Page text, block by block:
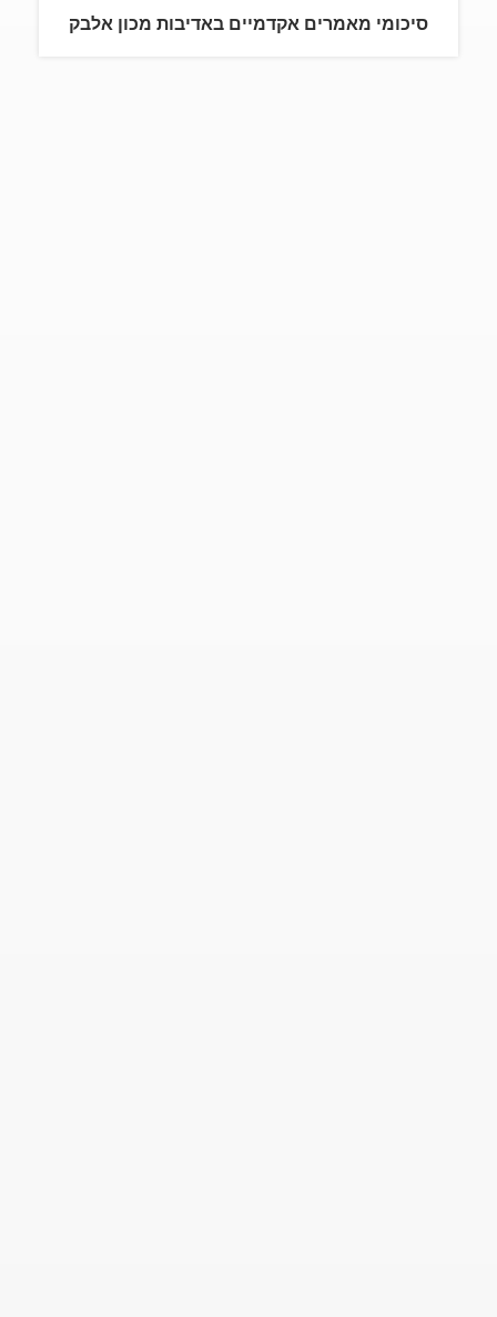
סיכומי מאמרים אקדמיים באדיבות מכון אלבק